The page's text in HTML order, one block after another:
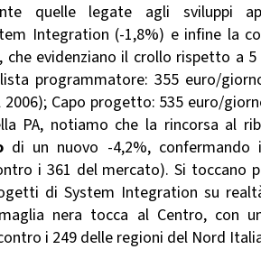
quelle legate agli sviluppi
Integration (-1,8%) e infine la
che evidenziano il crollo rispetto a
programmatore: 355 euro/
Capo progetto: 535 euro/
PA, notiamo che la rincorsa al
di un nuovo -4,2%,
i 361 del mercato). Si toccano
di System Integration su
nera tocca al Centro, con
i 249 delle regioni del Nord